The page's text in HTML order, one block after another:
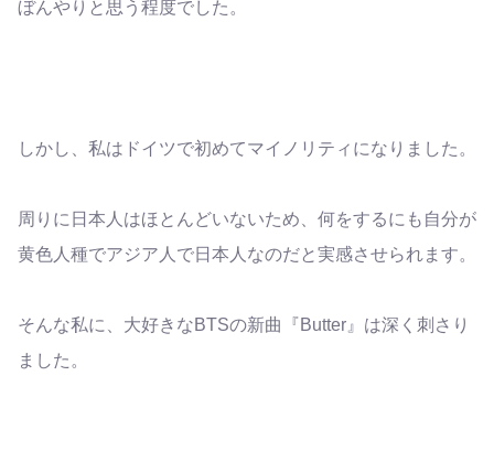
ぼんやりと思う程度でした。
しかし、私はドイツで初めてマイノリティになりました。
周りに日本人はほとんどいないため、何をするにも自分が
黄色人種でアジア人で日本人なのだと実感させられます。
そんな私に、大好きなBTSの新曲『Butter』は深く刺さり
ました。